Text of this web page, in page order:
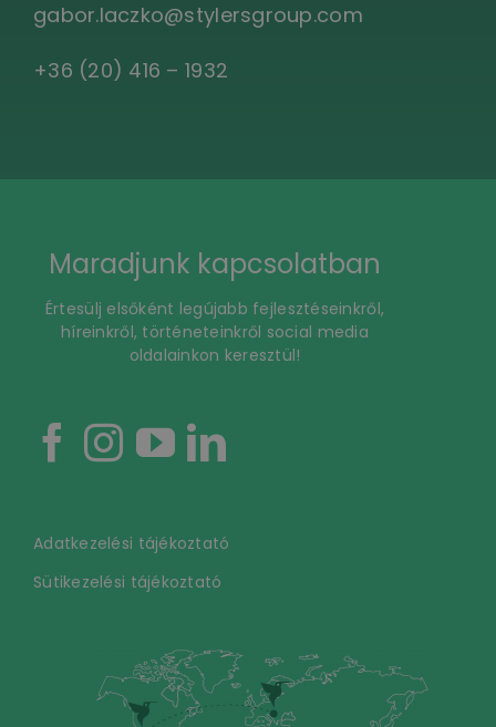
gabor.laczko@stylersgroup.com
+36 (20) 416 – 1932
Maradjunk kapcsolatban
Értesülj elsőként legújabb fejlesztéseinkről,
híreinkről, történeteinkről social media
oldalainkon keresztül!
Adatkezelési tájékoztató
Sütikezelési tájékoztató